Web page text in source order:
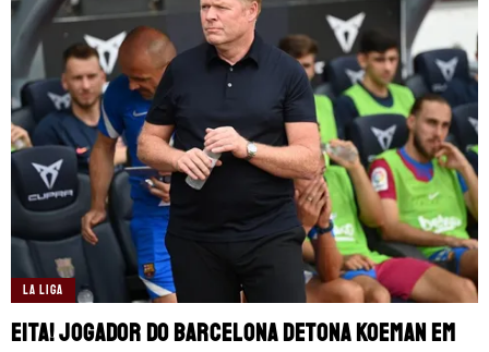
LA LIGA
Eita! Jogador do Barcelona detona Koeman em